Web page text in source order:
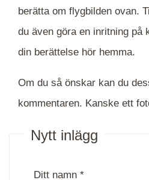
berätta om flygbilden ovan.
du även göra en inritning på
din berättelse hör hemma.
Om du så önskar kan du
kommentaren. Kanske ett
Nytt inlägg
Ditt namn *